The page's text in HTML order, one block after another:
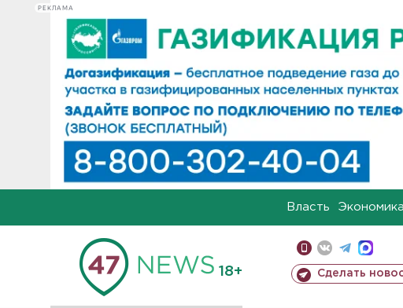
РЕКЛАМА
Власть Экономика
18+ Сделать